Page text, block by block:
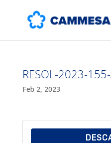
RESOL-2023-
Feb 2, 2023